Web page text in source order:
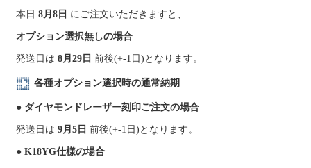
本日 8月8日 にご注文いただきますと、
オプション選択無しの場合
発送日は 8月29日 前後(+-1日)となります。
各種オプション選択時の通常納期
● ダイヤモンドレーザー刻印ご注文の場合
発送日は 9月5日 前後(+-1日)となります。
● K18YG仕様の場合